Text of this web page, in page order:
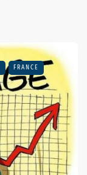
FRANCE